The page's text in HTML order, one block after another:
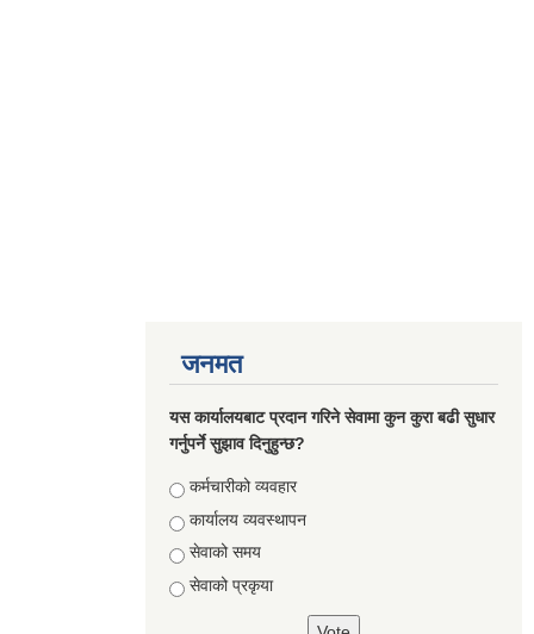
जनमत
यस कार्यालयबाट प्रदान गरिने सेवामा कुन कुरा बढी सुधार
गर्नुपर्ने सुझाव दिनुहुन्छ?
Choices
कर्मचारीको व्यवहार
कार्यालय व्यवस्थापन
सेवाको समय
सेवाको प्रकृया